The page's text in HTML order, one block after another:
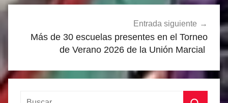
Entrada siguiente
Más de 30 escuelas presentes en el Torneo
de Verano 2026 de la Unión Marcial
Buscar: